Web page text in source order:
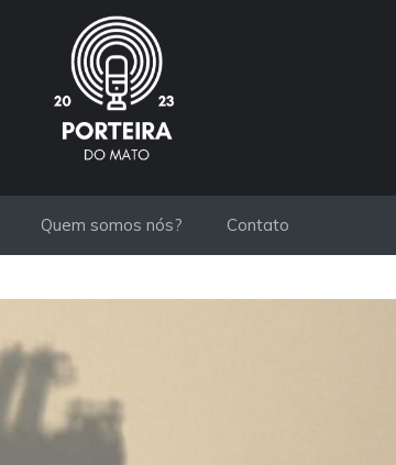
Quem somos nós? Contato